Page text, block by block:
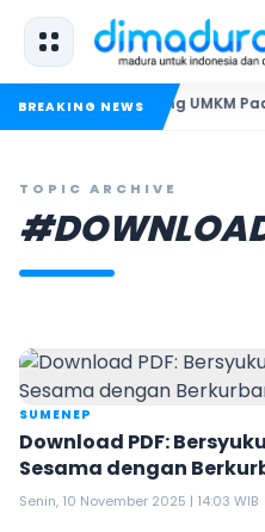
BREAKING NEWS
Dorong UMKM
TOPIC ARCHIVE
SUMENEP
Download PDF:
Sesama dengan
Senin, 10 November 2025 | 14:03 WIB